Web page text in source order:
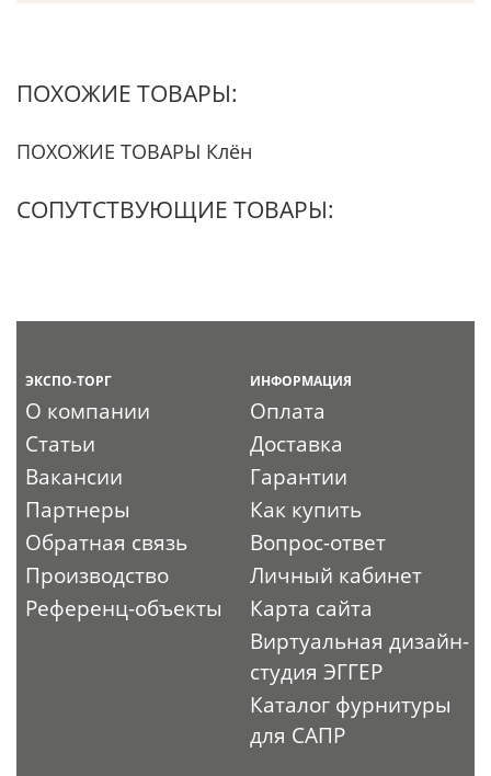
ПОХОЖИЕ ТОВАРЫ:
ПОХОЖИЕ ТОВАРЫ Клён
СОПУТСТВУЮЩИЕ ТОВАРЫ:
ЭКСПО-ТОРГ
О компании
Статьи
Вакансии
Партнеры
Обратная связь
Производство
Референц-объекты
ИНФОРМАЦИЯ
Оплата
Доставка
Гарантии
Как купить
Вопрос-ответ
Личный кабинет
Карта сайта
Виртуальная дизайн-
студия ЭГГЕР
Каталог фурнитуры
для САПР